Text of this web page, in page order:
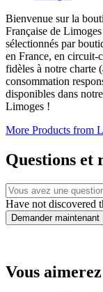
Bienvenue sur la
Française de
sélectionnés par
en France, en circuit-
fidèles à notre charte
consommation
disponibles dans
Limoges !
More Products from
Questions et
Have not discovered
Demander maintenant
Vous